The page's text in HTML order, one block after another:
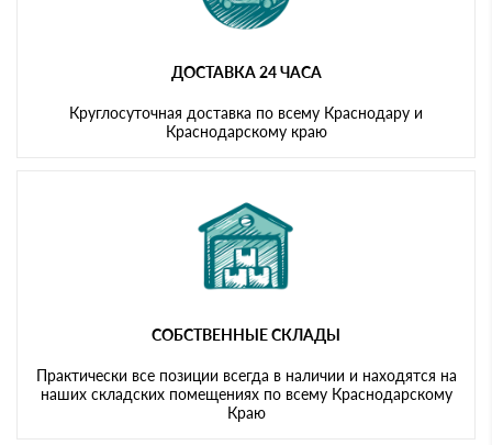
ДОСТАВКА 24 ЧАСА
Круглосуточная доставка по всему Краснодару и
Краснодарскому краю
СОБСТВЕННЫЕ СКЛАДЫ
Практически все позиции всегда в наличии и находятся на
наших складских помещениях по всему Краснодарскому
Краю